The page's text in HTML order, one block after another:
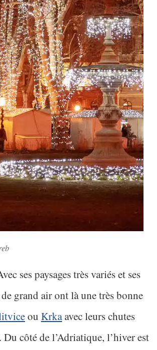
ses paysages très variés et ses
grand air ont là une très bonne
ou Krkaavec leurs chutes
Du côté de l’Adriatique, l’hiver est